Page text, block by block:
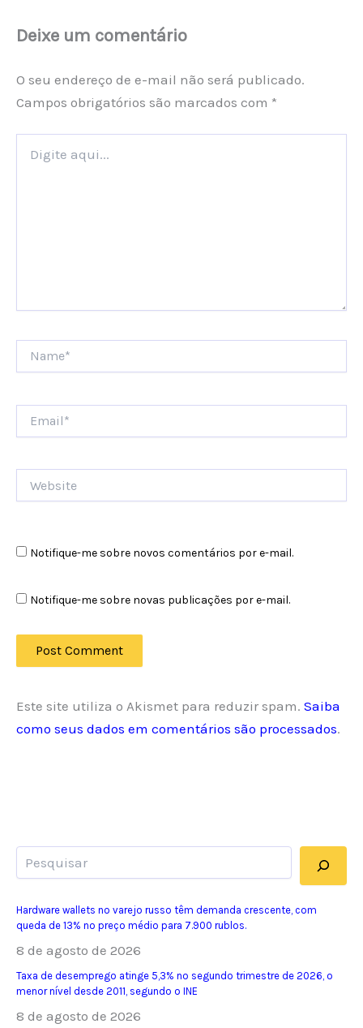
Deixe um comentário
O seu endereço de e-mail não será publicado.
Campos obrigatórios são marcados com *
aqui...
Notifique-me sobre novos comentários por e-mail.
Notifique-me sobre novas publicações por e-mail.
Este site utiliza o Akismet para reduzir spam. Saiba
como seus dados em comentários são processados.
Hardware wallets no varejo russo têm demanda crescente, com
queda de 13% no preço médio para 7.900 rublos.
8 de agosto de 2026
Taxa de desemprego atinge 5,3% no segundo trimestre de 2026, o
menor nível desde 2011, segundo o INE
8 de agosto de 2026